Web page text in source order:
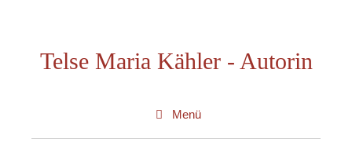
springenTelse Maria Kähler - Autorin
Menü